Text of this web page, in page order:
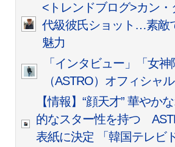
<トレンドブログ>カン
代級彼氏ショット…素敵
魅力
「インタビュー」「女
（ASTRO）オフィシャ
【情報】“顔天才” 華やか
的なスター性を持つ
表紙に決定 「韓国テレビ